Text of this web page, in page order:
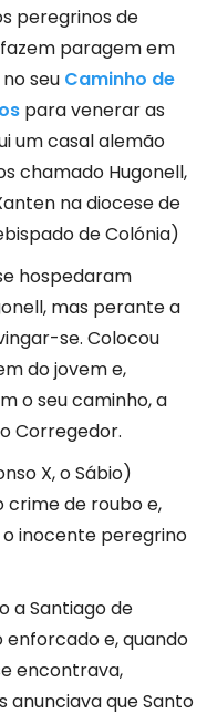
peregrinos de
paragem em
seu Caminho de
paravenerar as
um casal alemão
chamado Hugonell,
na diocese de
de Colónia)
hospedaram
mas perante a
se. Colocou
do jovem e,
o seu caminho, a
Corregedor.
X, o Sábio)
de roubo e,
inocente peregrino
a Santiago de
e, quando
encontrava,
anunciava que Santo